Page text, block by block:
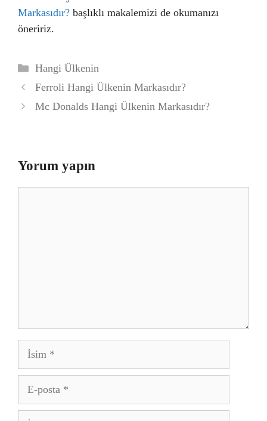
Markasıdır? başlıklı makalemizi de okumanızı
öneririz.
Kategoriler
Hangi Ülkenin
Ferroli Hangi Ülkenin Markasıdır?
Mc Donalds Hangi Ülkenin Markasıdır?
Yorum yapın
İsim
posta
İnternet